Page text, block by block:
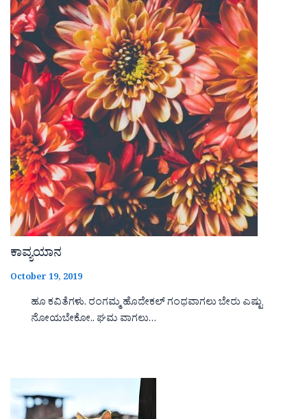
ಕಾವ್ಯಯಾನ
October 19, 2019
ಹೂ ಕವಿತೆಗಳು. ರಂಗಮ್ಮ ಹೊದೇಕಲ್ ಗಂಧವಾಗಲು ಬೇರು ಎಷ್ಟು
ನೋಯಬೇಕೋ.. ಘಮ ವಾಗಲು…